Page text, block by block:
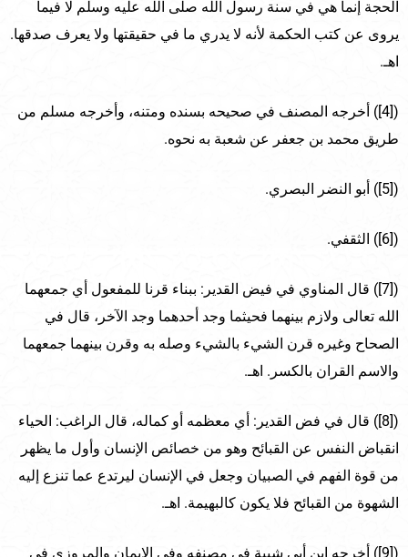
الحجة إنما هي في سنة رسول الله صلى الله عليه وسلم لا فيما
يروى عن كتب الحكمة لأنه لا يدري ما في حقيقتها ولا يعرف صدقها.
اهـ.
([4]) أخرجه المصنف في صحيحه بسنده ومتنه، وأخرجه مسلم من
طريق محمد بن جعفر عن شعبة به نحوه.
([5]) أبو النضر البصري.
([6]) الثقفي.
([7]) قال المناوي في فيض القدير: ببناء قرنا للمفعول أي جمعهما
الله تعالى ولازم بينهما فحيثما وجد أحدهما وجد الآخر، قال في
الصحاح وغيره قرن الشيء بالشيء وصله به وقرن بينهما جمعهما
والاسم القران بالكسر. اهـ.
([8]) قال في فض القدير: أي معظمه أو كماله، قال الراغب: الحياء
انقباض النفس عن القبائح وهو من خصائص الإنسان وأول ما يظهر
من قوة الفهم في الصبيان وجعل في الإنسان ليرتدع عما تنزع إليه
الشهوة من القبائح فلا يكون كالبهيمة. اهـ.
([9]) أخرجه ابن أبي شيبة في مصنفه وفي الإيمان والمروزي في